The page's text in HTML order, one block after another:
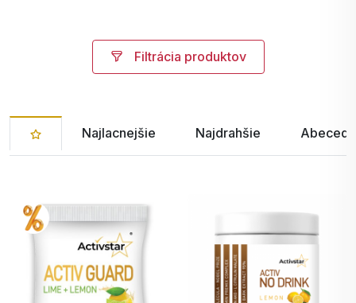
Filtrácia produktov
Najlacnejšie Najdrahšie